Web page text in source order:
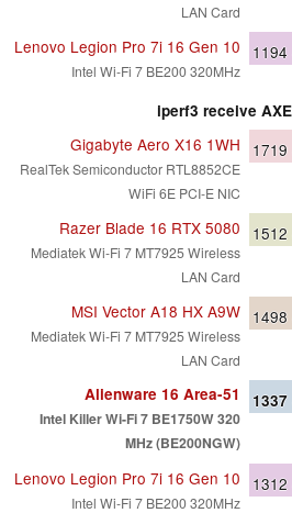
LAN Card
Lenovo Legion Pro 7i 16 Gen 10
Intel Wi-Fi 7 BE200 320MHz
1194
iperf3 receive
Gigabyte Aero X16 1WH
RealTek Semiconductor RTL8852CE
WiFi 6E PCI-E NIC
1719
Razer Blade 16 RTX 5080
Mediatek Wi-Fi 7 MT7925 Wireless
LAN Card
1512
MSI Vector A18 HX A9W
Mediatek Wi-Fi 7 MT7925 Wireless
LAN Card
1498
Alienware 16 Area-51
Intel Killer Wi-Fi 7 BE1750W 320
MHz (BE200NGW)
1337
Lenovo Legion Pro 7i 16 Gen 10
Intel Wi-Fi 7 BE200 320MHz
1312